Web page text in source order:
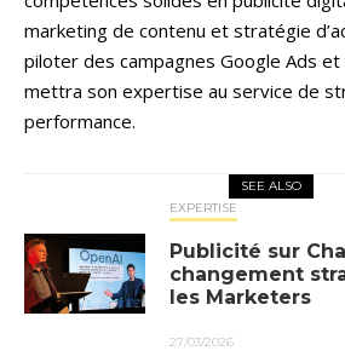
marketing de contenu et stratégie
piloter des campagnes Google Ads et
mettra son expertise au service de
performance.
SEE ALSO
EXPERTISE
Publicité sur
changement
les Marketers
27/03/2026